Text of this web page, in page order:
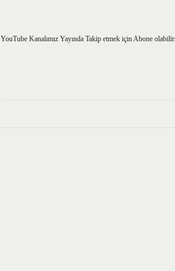
YouTube Kanalımız Yayında Takip etmek için Abone